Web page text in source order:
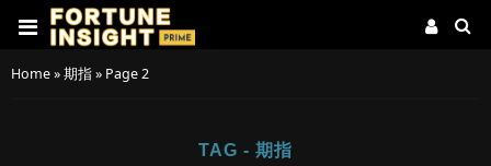
Home»期指» Page 2
TAG - 期指